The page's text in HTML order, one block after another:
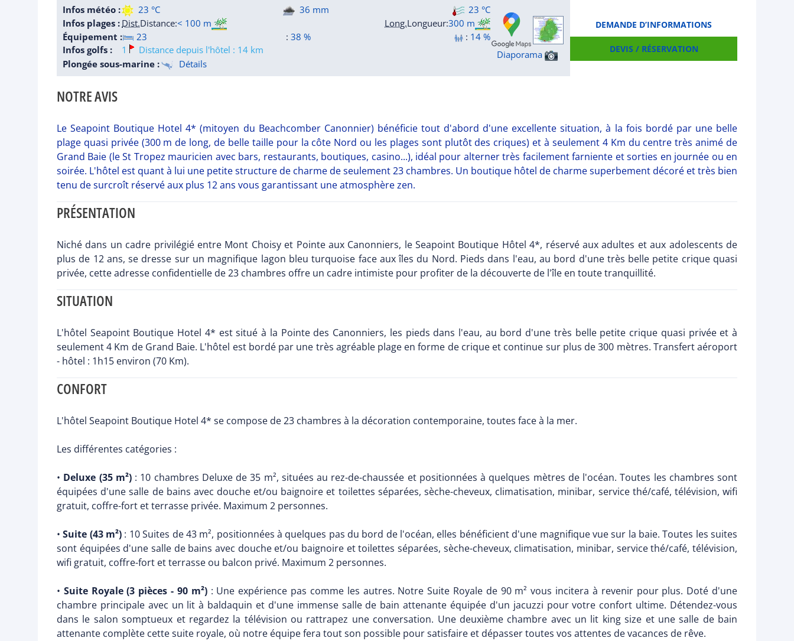
DEMANDE D’INFORMATIONS
DEVIS / RÉSERVATION
Infos météo : 23 °C 36 mm
23 °C
Infos plages : Dist.Distance:< 100 m Long.Longueur:300 m
Équipement :
23 :38 % : 14 %
Infos golfs :
1
Distance depuis l'hôtel : 14 km
Plongée sous-marine :
Détails
Diaporama
NOTRE AVIS
Le Seapoint Boutique Hotel 4* (mitoyen du Beachcomber Canonnier) bénéficie tout d'abord d'une excellente situation, à la fois bordé par une belle
plage quasi privée (300 m de long, de belle taille pour la côte Nord ou les plages sont plutôt des criques) et à seulement 4 Km du centre très animé de
Grand Baie (le St Tropez mauricien avec bars, restaurants, boutiques, casino...), idéal pour alterner très facilement farniente et sorties en journée ou en
soirée. L'hôtel est quant à lui une petite structure de charme de seulement 23 chambres. Un boutique hôtel de charme superbement décoré et très bien
tenu de surcroît réservé aux plus 12 ans vous garantissant une atmosphère zen.
PRÉSENTATION
Niché dans un cadre privilégié entre Mont Choisy et Pointe aux Canonniers, le Seapoint Boutique Hôtel 4*, réservé aux adultes et aux adolescents de
plus de 12 ans, se dresse sur un magnifique lagon bleu turquoise face aux îles du Nord. Pieds dans l'eau, au bord d'une très belle petite crique quasi
privée, cette adresse confidentielle de 23 chambres offre un cadre intimiste pour profiter de la découverte de l'île en toute tranquillité.
SITUATION
L'hôtel Seapoint Boutique Hotel 4* est situé à la Pointe des Canonniers, les pieds dans l'eau, au bord d'une très belle petite crique quasi privée et à
seulement 4 Km de Grand Baie. L'hôtel est bordé par une très agréable plage en forme de crique et continue sur plus de 300 mètres. Transfert aéroport
- hôtel : 1h15 environ (70 Km).
CONFORT
L'hôtel Seapoint Boutique Hotel 4* se compose de 23 chambres à la décoration contemporaine, toutes face à la mer.
Les différentes catégories :
• Deluxe (35 m²): 10 chambres Deluxe de 35 m², situées au rez-de-chaussée et positionnées à quelques mètres de l'océan. Toutes les chambres sont
équipées d'une salle de bains avec douche et/ou baignoire et toilettes séparées, sèche-cheveux, climatisation, minibar, service thé/café, télévision, wifi
gratuit, coffre-fort et terrasse privée. Maximum 2 personnes.
•Suite (43 m²) : 10 Suites de 43 m², positionnées à quelques pas du bord de l'océan, elles bénéficient d'une magnifique vue sur la baie. Toutes les suites
sont équipées d'une salle de bains avec douche et/ou baignoire et toilettes séparées, sèche-cheveux, climatisation, minibar, service thé/café, télévision,
wifi gratuit, coffre-fort et terrasse ou balcon privé. Maximum 2 personnes.
• Suite Royale (3 pièces - 90 m²): Une expérience pas comme les autres. Notre Suite Royale de 90 m² vous incitera à revenir pour plus. Doté d'une
chambre principale avec un lit à baldaquin et d'une immense salle de bain attenante équipée d'un jacuzzi pour votre confort ultime. Détendez-vous
dans le salon somptueux et regardez la télévision ou rattrapez une conversation. Une deuxième chambre avec un lit king size et une salle de bain
attenante complète cette suite royale, où notre équipe fera tout son possible pour satisfaire et dépasser toutes vos attentes de vacances de rêve.